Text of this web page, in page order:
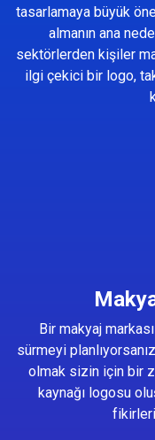
tasarlamaya büyük
almanın ana
sektörlerden kişiler
ilgi çekici bir logo,
Bir makyaj
sürmeyi
olmak sizin için bir
kaynağı logosu